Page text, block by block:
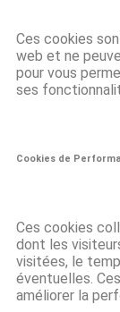
Ces cookies
web et ne
pour vous
ses
Cookies de
Ces cookies
dont les
visitées, le
éventuelles.
améliorer la